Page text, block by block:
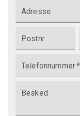
Adresse
Postnr
Telefonnummer*
Besked